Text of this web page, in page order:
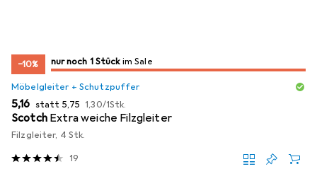
−10% noch 1 Stückim Sale
nur noch 1 Stück im Sale
Möbelgleiter + Schutzpuffer
EUR
5,16 statt EUR
5,75 EUR
1,30/1Stk.
Scotch Extra weiche Filzgleiter
Filzgleiter, 4 Stk.
19